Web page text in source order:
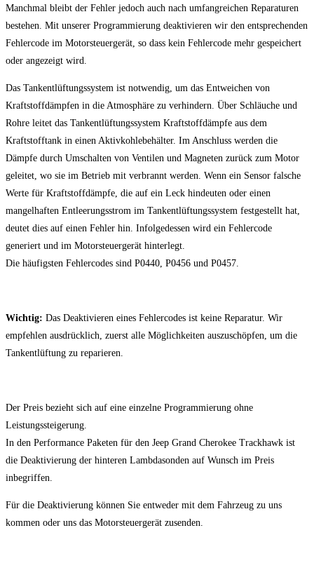
Manchmal bleibt der Fehler jedoch auch nach umfangreichen Reparaturen
bestehen. Mit unserer Programmierung deaktivieren wir den entsprechenden
Fehlercode im Motorsteuergerät, so dass kein Fehlercode mehr gespeichert
oder angezeigt wird.
Das Tankentlüftungssystem ist notwendig, um das Entweichen von
Kraftstoffdämpfen in die Atmosphäre zu verhindern. Über Schläuche und
Rohre leitet das Tankentlüftungssystem Kraftstoffdämpfe aus dem
Kraftstofftank in einen Aktivkohlebehälter. Im Anschluss werden die
Dämpfe durch Umschalten von Ventilen und Magneten zurück zum Motor
geleitet, wo sie im Betrieb mit verbrannt werden. Wenn ein Sensor falsche
Werte für Kraftstoffdämpfe, die auf ein Leck hindeuten oder einen
mangelhaften Entleerungsstrom im Tankentlüftungssystem festgestellt hat,
deutet dies auf einen Fehler hin. Infolgedessen wird ein Fehlercode
generiert und im Motorsteuergerät hinterlegt.
Die häufigsten Fehlercodes sind P0440, P0456 und P0457.
Wichtig: Das Deaktivieren eines Fehlercodes ist keine Reparatur. Wir
empfehlen ausdrücklich, zuerst alle Möglichkeiten auszuschöpfen, um die
Tankentlüftung zu reparieren.
Der Preis bezieht sich auf eine einzelne Programmierung ohne
Leistungssteigerung.
In den Performance Paketen für den Jeep Grand Cherokee Trackhawk ist
die Deaktivierung der hinteren Lambdasonden auf Wunsch im Preis
inbegriffen.
Für die Deaktivierung können Sie entweder mit dem Fahrzeug zu uns
kommen oder uns das Motorsteuergerät zusenden.